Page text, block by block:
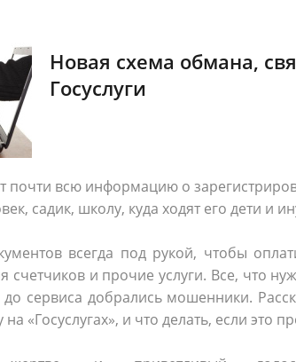
Инициативные проекты
Новая схема обмана,
Госуслуги
почти всю информацию о
садик, школу, куда ходят его дети и
всегда под рукой, чтобы
счетчиков и прочие услуги. Все, что
сервиса добрались мошенники.
«Госуслугах», и что делать, если это